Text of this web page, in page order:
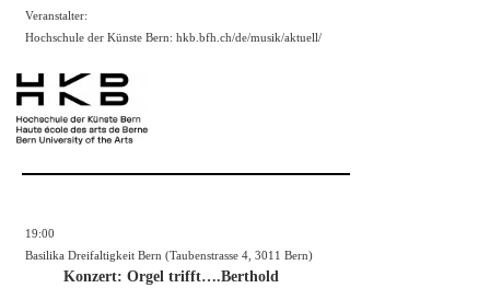
Veranstalter:
Hochschule der Künste Bern: hkb.bfh.ch/de/musik/aktuell/
19:00
Basilika Dreifaltigkeit Bern (Taubenstrasse 4, 3011 Bern)
Konzert: Orgel trifft….Berthold